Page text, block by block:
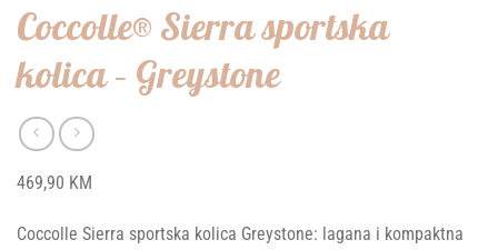
Coccolle® Sierra sportska
kolica – Greystone
469,90 KM
Coccolle Sierra sportska kolica Greystone: lagana i kompaktna